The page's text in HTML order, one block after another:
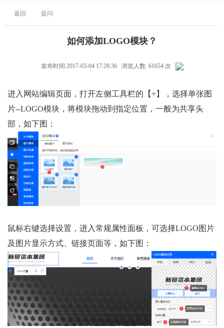
返回 提问
如何添加LOGO模块？
发布时间:2017-03-04 17:28:36 浏览人数: 61654 次
进入网站编辑页面，打开左侧工具栏的【+】，选择单张图
片--LOGO模块，将模块拖动到指定位置，一般为共享头
部，如下图：
鼠标右键选择设置，进入常规属性面板，可选择LOGO图片
及图片显示方式、链接页面等，如下图：